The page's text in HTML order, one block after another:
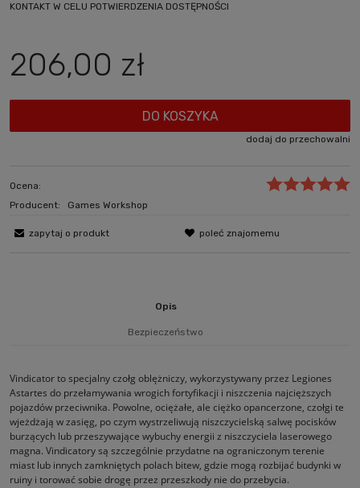
KONTAKT W CELU POTWIERDZENIA DOSTĘPNOŚCI
206,00 zł
DO KOSZYKA
dodaj do przechowalni
Ocena:
Producent:
Games Workshop
zapytaj o produkt poleć znajomemu
Opis
Bezpieczeństwo
Vindicator to specjalny czołg oblężniczy, wykorzystywany przez Legiones
Astartes do przełamywania wrogich fortyfikacji i niszczenia najcięższych
pojazdów przeciwnika. Powolne, ociężałe, ale ciężko opancerzone, czołgi te
wjeżdżają w zasięg, po czym wystrzeliwują niszczycielską salwę pocisków
burzących lub przeszywające wybuchy energii z niszczyciela laserowego
magna. Vindicatory są szczególnie przydatne na ograniczonym terenie
miast lub innych zamkniętych polach bitew, gdzie mogą rozbijać budynki w
ruiny i torować sobie drogę przez przeszkody nie do przebycia.